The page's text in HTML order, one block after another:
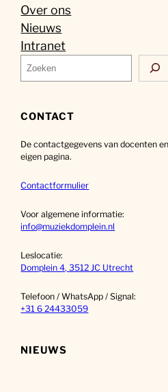
Over ons
Nieuws
Intranet
Z
o
k
n
CONTACT
De contactgegevens van docenten
eigen pagina.
Contactformulier
Voor algemene informatie:
info@muziekdomplein.nl
Leslocatie:
Domplein 4, 3512 JC Utrecht
Telefoon / WhatsApp / Signal:
+31 6 24433059
NIEUWS